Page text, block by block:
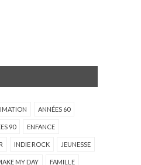
ANNÉES 60
90 ENFANCE
INDIE ROCK JEUNESSE
MY DAY FAMILLE